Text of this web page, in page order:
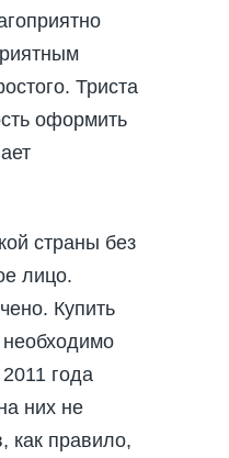
Триста
оформить
страны без
лицо.
Купить
года
них не
как правило,